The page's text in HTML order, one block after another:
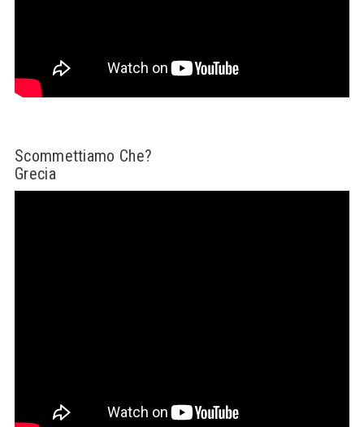
Scommettiamo Che?
Grecia